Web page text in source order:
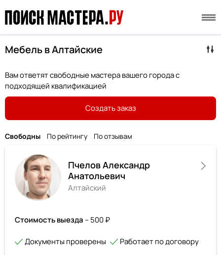
Мебель в Алтайские
Вам ответят свободные мастера вашего города с
подходящей квалификацией
Создать заказ
Свободны По рейтингу По отзывам
Пчелов Александр
Анатольевич
Алтайский
Стоимость выезда – 500 ₽
Документы проверены Работает по договору